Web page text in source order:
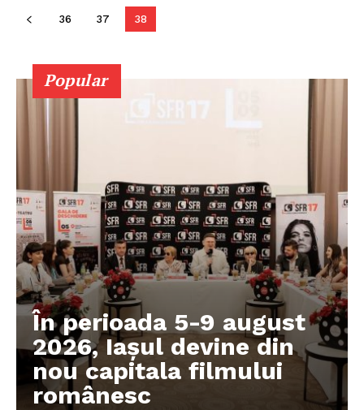
INFO IAȘI
PUBLICĂ GRATUIT ANUNȚUL TĂU!
Utile
Publică gratuit anunțul tău!
Contact
Emisiuni
36 37 38
Popular
În perioada 5-9 august
2026, Iașul devine din
nou capitala filmului
românesc